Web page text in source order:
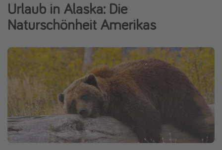
Singlereisen
Strandurlaub
Hotels in Hamburg
Hotels in Amsterdam
Hotels am Achensee
Weitere Themen
Reise Journal
Urlaub in Alaska: Die
Naturschönheit Amerikas